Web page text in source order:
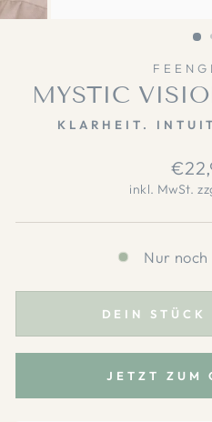
MYSTIC
KLARHEIT.
Preis
inkl. MwSt.
Nur
DEIN STÜCK
JETZT ZUM